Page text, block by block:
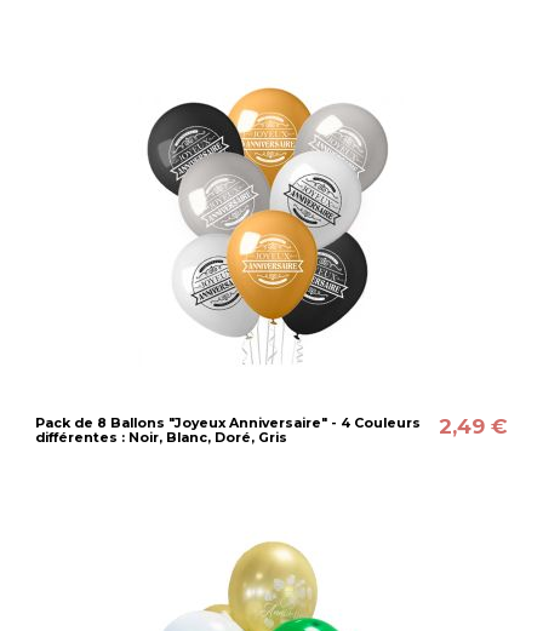
Pack de 8 Ballons "Joyeux Anniversaire" - 4 Couleurs
différentes : Noir, Blanc, Doré, Gris
2,49 €